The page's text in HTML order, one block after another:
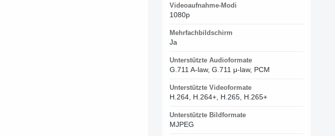
Videoaufnahme-Modi
1080p
Mehrfachbildschirm
Ja
Unterstützte Audioformate
G.711 A-law, G.711 μ-law, PCM
Unterstützte Videoformate
H.264, H.264+, H.265, H.265+
Unterstützte Bildformate
MJPEG